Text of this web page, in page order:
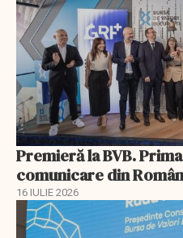
Premieră la BVB.
comunicare din
16 IULIE 2026